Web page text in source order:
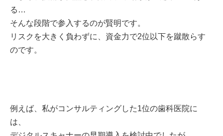
る…
そんな段階で参入するのが賢明です。
リスクを大きく負わずに、資金力で2位以下を蹴散らす
のです。
例えば、私がコンサルティングした1位の歯科医院に
は、